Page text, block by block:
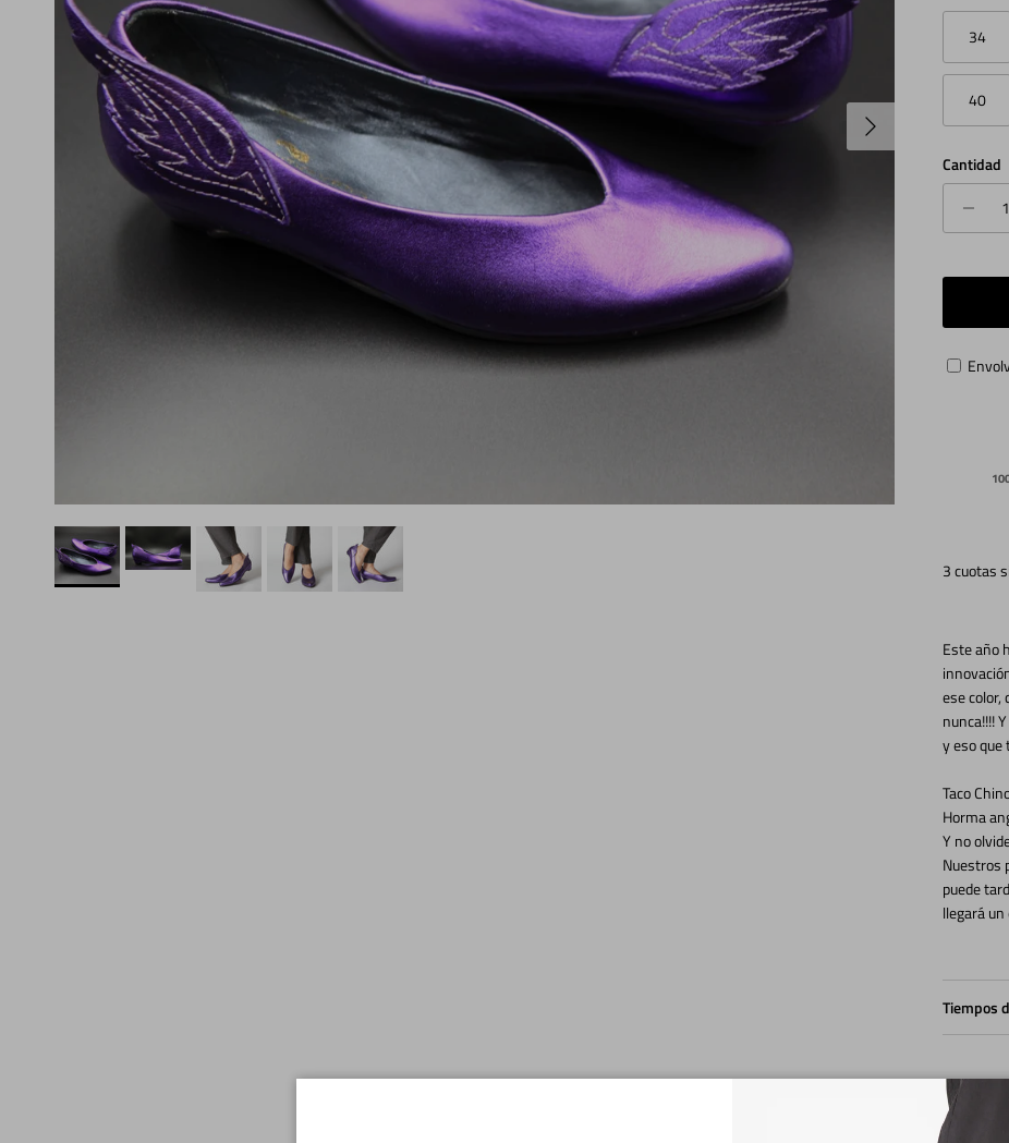
Siguiente
34
40
Cantidad
3 cuotas
Este año
ese color,
nunca!!!!
y eso que
Taco
Horma
Y
Nuestros
puede
llegará
Tiempos
Envíos